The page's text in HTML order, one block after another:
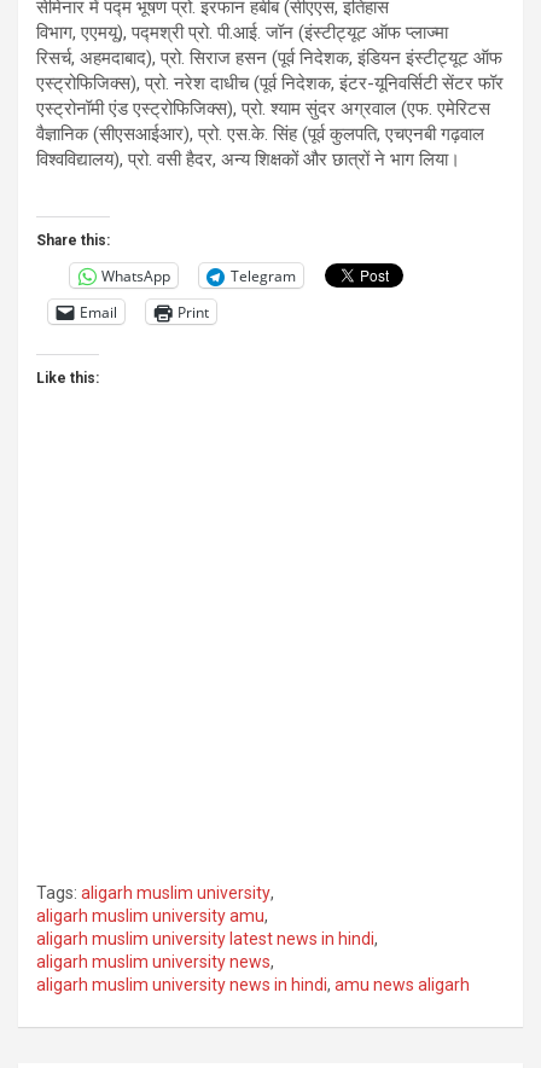
सेमिनार में पद्म भूषण प्रो. इरफान हबीब (सीएएस,इतिहास
विभाग,एएमयू),पद्मश्री प्रो. पी.आई. जॉन (इंस्टीट्यूट ऑफ प्लाज्मा
रिसर्च, अहमदाबाद),प्रो. सिराज हसन (पूर्व निदेशक,इंडियन इंस्टीट्यूट ऑफ
एस्ट्रोफिजिक्स),प्रो. नरेश दाधीच (पूर्व निदेशक,इंटर-यूनिवर्सिटी सेंटर फॉर
एस्ट्रोनॉमी एंड एस्ट्रोफिजिक्स),प्रो. श्याम सुंदर अग्रवाल (एफ. एमेरिटस
वैज्ञानिक (सीएसआईआर),प्रो. एस.के. सिंह (पूर्व कुलपति,एचएनबी गढ़वाल
विश्वविद्यालय),प्रो. वसी हैदर, अन्य शिक्षकों और छात्रों ने भाग लिया।
Share this:
WhatsApp
Telegram
Email
Print
Like this:
Tags: aligarh muslim university,
aligarh muslim university amu,
aligarh muslim university latest news in hindi,
aligarh muslim university news,
aligarh muslim university news in hindi, amu news aligarh